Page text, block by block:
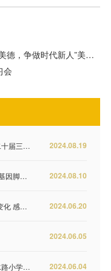
上一条：信息工程系组织开展“弘扬传统美德，争做时代新人”美德主题教育月系列活动
会
2024.08.19
学院党委召开扩大会议传达学习党的二十届三中全会精神
2024.08.10
信息工程系开展“党章党纪心中驻 红色基因脚下行”主题党日活动
2024.06.20
国际贸易系学生党支部举办“寻访家乡变化 感悟伟大成就”摄影展
2024.06.05
2024.06.04
我院国际贸易系教工二支部到青岛金水路小学开展科普志愿服务活动